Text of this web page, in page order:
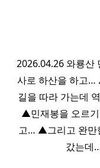
2026.04.26 와룡산
사로 하산을 하고
길을 따라 가는데
▲민재봉을 오르
고… ▲그리고 완만
갔는데